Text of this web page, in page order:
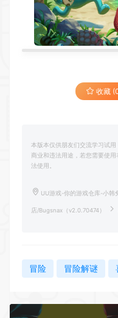
收藏
本版本仅供朋友们交流学习试
商业和违法用途，若您需要使
法使用。
UU游戏-你的游戏仓库-小韩
店/Bugsnax（v2.0.70474）
冒险 冒险解谜